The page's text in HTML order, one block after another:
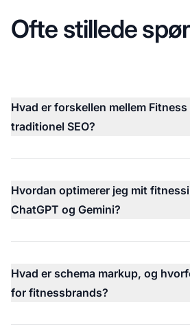
Ofte stillede
Hvad er forskellen mellem
traditionel SEO?
Hvordan optimerer jeg mit
ChatGPT og Gemini?
Hvad er schema markup, og
for fitnessbrands?